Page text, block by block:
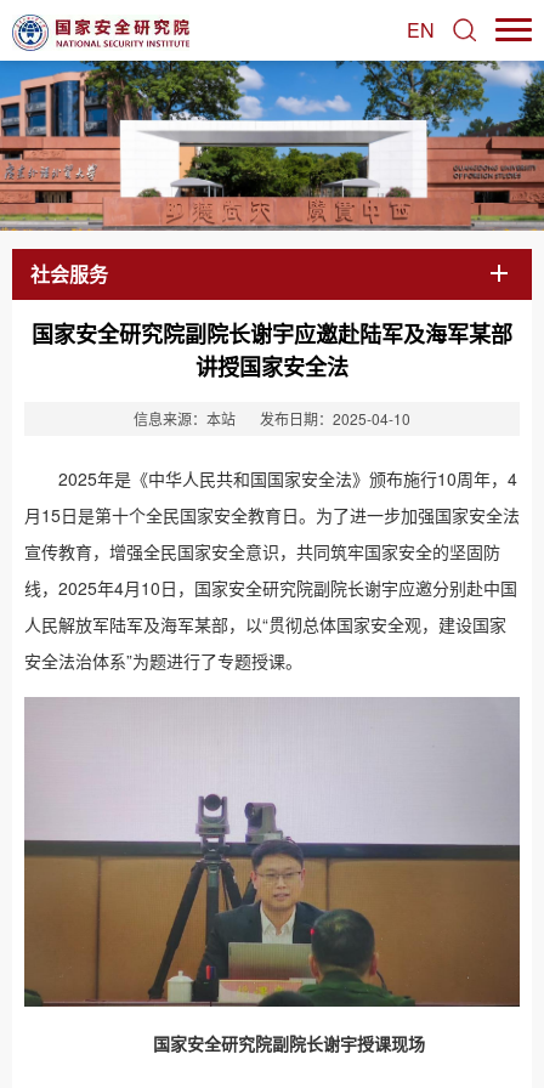
EN
社会服务
国家安全研究院副院长谢宇应邀赴陆军及海军某部
讲授国家安全法
信息来源：本站 发布日期：2025-04-10
2025年是《中华人民共和国国家安全法》颁布施行10周年，4
月15日是第十个全民国家安全教育日。为了进一步加强国家安全法
宣传教育，增强全民国家安全意识，共同筑牢国家安全的坚固防
线，2025年4月10日，国家安全研究院副院长谢宇应邀分别赴中国
人民解放军陆军及海军某部，以“贯彻总体国家安全观，建设国家
安全法治体系”为题进行了专题授课。
国家安全研究院副院长谢宇授课现场